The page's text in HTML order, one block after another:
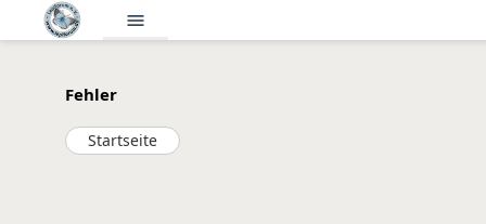
menu
Fehler
Startseite